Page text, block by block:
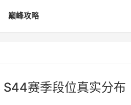
巅峰攻略
赛季段位真实分布